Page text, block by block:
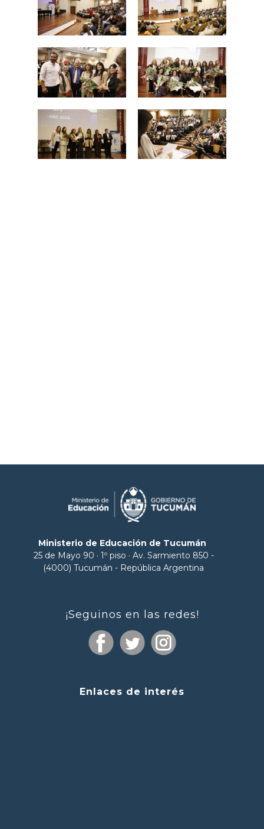
Ministerio de Educación de Tucumán
25 de Mayo 90 · 1º piso · Av. Sarmiento 850 -
(4000) Tucumán - República Argentina
¡Seguinos en las redes!
Enlaces de interés